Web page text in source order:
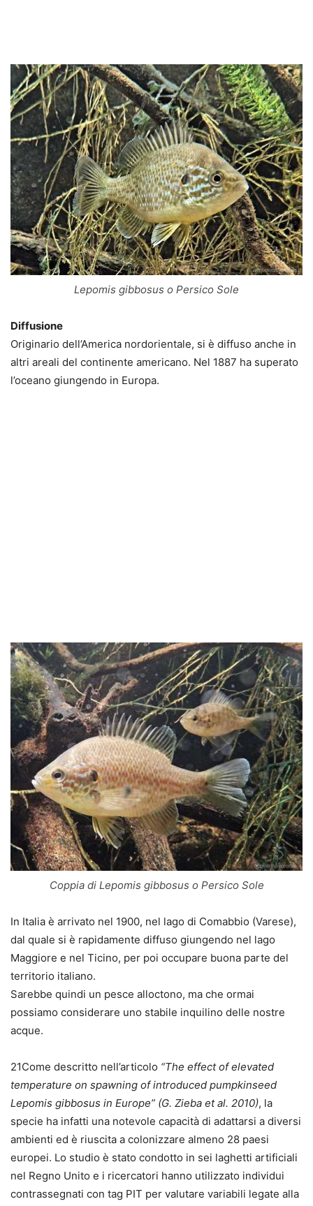
Lepomis gibbosus o Persico Sole
Diffusione
Originario dell’America nordorientale, si è diffuso anche in
altri areali del continente americano. Nel 1887 ha superato
l’oceano giungendo in Europa.
Coppia di Lepomis gibbosus o Persico Sole
In Italia è arrivato nel 1900, nel lago di Comabbio (Varese),
dal quale si è rapidamente diffuso giungendo nel lago
Maggiore e nel Ticino, per poi occupare buona parte del
territorio italiano.
Sarebbe quindi un pesce alloctono, ma che ormai
possiamo considerare uno stabile inquilino delle nostre
acque.
21Come descritto nell’articolo “The effect of elevated
temperature on spawning of introduced pumpkinseed
Lepomis gibbosus in Europe” (G. Zieba et al. 2010), la
specie ha infatti una notevole capacità di adattarsi a diversi
ambienti ed è riuscita a colonizzare almeno 28 paesi
europei. Lo studio è stato condotto in sei laghetti artificiali
nel Regno Unito e i ricercatori hanno utilizzato individui
contrassegnati con tag PIT per valutare variabili legate alla